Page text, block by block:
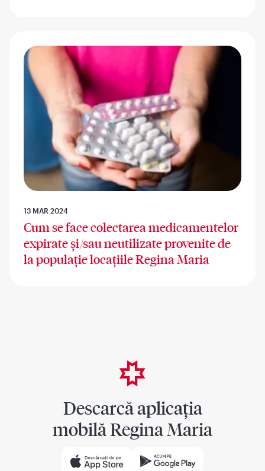
13 MAR 2024
Cum se face colectarea medicamentelor
expirate și/sau neutilizate provenite de
la populație locațiile Regina Maria
Descarcă aplicația
mobilă Regina Maria